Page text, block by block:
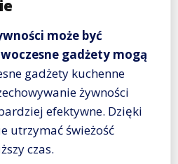
może być
gadżety mogą
gadżety kuchenne
żywności
efektywne. Dzięki
utrzymać świeżość
czas.